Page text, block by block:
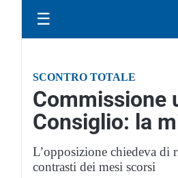
☰
SCONTRO TOTALE
Commissione
Consiglio: la
L’opposizione chiedeva di
contrasti dei mesi scorsi